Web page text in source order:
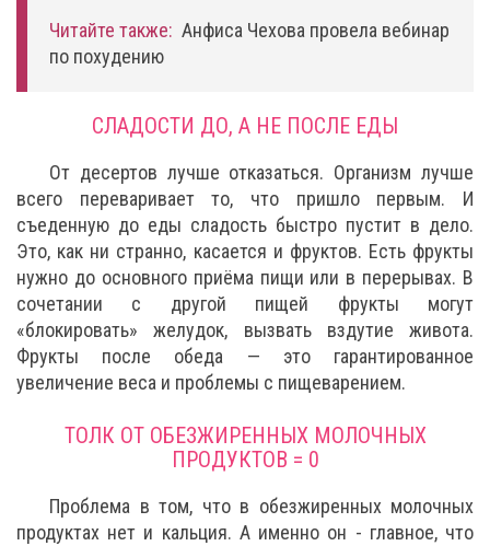
Читайте также: Анфиса Чехова провела вебинар
по похудению
СЛАДОСТИ ДО, А НЕ ПОСЛЕ ЕДЫ
От десертов лучше отказаться. Организм лучше
всего переваривает то, что пришло первым. И
съеденную до еды сладость быстро пустит в дело.
Это, как ни странно, касается и фруктов. Есть фрукты
нужно до основного приёма пищи или в перерывах. В
сочетании с другой пищей фрукты могут
«блокировать» желудок, вызвать вздутие живота.
Фрукты после обеда — это гарантированное
увеличение веса и проблемы с пищеварением.
ТОЛК ОТ ОБЕЗЖИРЕННЫХ МОЛОЧНЫХ
ПРОДУКТОВ = 0
Проблема в том, что в обезжиренных молочных
продуктах нет и кальция. А именно он - главное, что